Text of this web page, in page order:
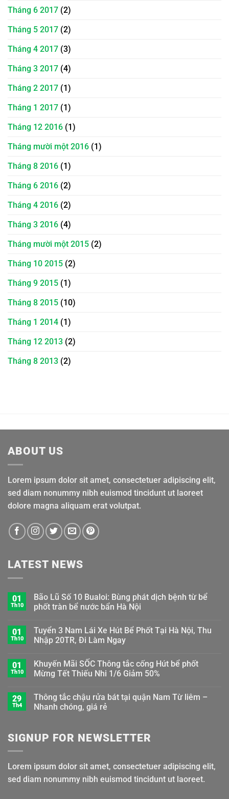
Tháng 6 2017 (2)
Tháng 5 2017 (2)
Tháng 4 2017 (3)
Tháng 3 2017 (4)
Tháng 2 2017 (1)
Tháng 1 2017 (1)
Tháng 12 2016 (1)
Tháng mười một 2016 (1)
Tháng 8 2016 (1)
Tháng 6 2016 (2)
Tháng 4 2016 (2)
Tháng 3 2016 (4)
Tháng mười một 2015 (2)
Tháng 10 2015 (2)
Tháng 9 2015 (1)
Tháng 8 2015 (10)
Tháng 1 2014 (1)
Tháng 12 2013 (2)
Tháng 8 2013 (2)
ABOUT US
Lorem ipsum dolor sit amet, consectetuer adipiscing elit,
sed diam nonummy nibh euismod tincidunt ut laoreet
dolore magna aliquam erat volutpat.
LATEST NEWS
01
Th10
Bão Lũ Số 10 Bualoi: Bùng phát dịch bệnh từ bể
phốt tràn bể nước bẩn Hà Nội
01
Th10
Tuyển 3 Nam Lái Xe Hút Bể Phốt Tại Hà Nội, Thu
Nhập 20TR, Đi Làm Ngay
01
Th10
Khuyến Mãi SỐC Thông tắc cống Hút bể phốt
Mừng Tết Thiếu Nhi 1/6 Giảm 50%
29
Th4
Thông tắc chậu rửa bát tại quận Nam Từ liêm –
Nhanh chóng, giá rẻ
SIGNUP FOR NEWSLETTER
Lorem ipsum dolor sit amet, consectetuer adipiscing elit,
sed diam nonummy nibh euismod tincidunt ut laoreet.